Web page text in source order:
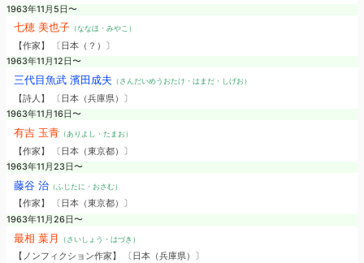
1963年11月5日〜
七穂 美也子（ななほ・みやこ）
【作家】 〔日本（？）〕
1963年11月12日〜
三代目魚武 濱田成夫 （さんだいめうおたけ・はまだ・しげお）
【詩人】 〔日本（兵庫県）〕
1963年11月16日〜
有吉 玉青（ありよし・たまお）
【作家】 〔日本（東京都）〕
1963年11月23日〜
藤谷 治（ふじたに・おさむ）
【作家】 〔日本（東京都）〕
1963年11月26日〜
最相 葉月 （さいしょう・はづき）
【ノンフィクション作家】 〔日本（兵庫県）〕